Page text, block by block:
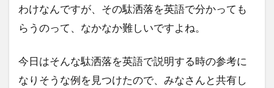
わけなんですが、その駄洒落を英語で分かっても
らうのって、なかなか難しいですよね。
今日はそんな駄洒落を英語で説明する時の参考に
なりそうな例を見つけたので、みなさんと共有し